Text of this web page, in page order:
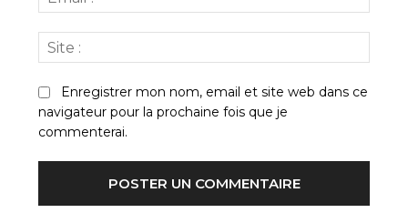
:*
:
Enregistrer mon nom, email et site web dans ce
navigateur pour la prochaine fois que je
commenterai.